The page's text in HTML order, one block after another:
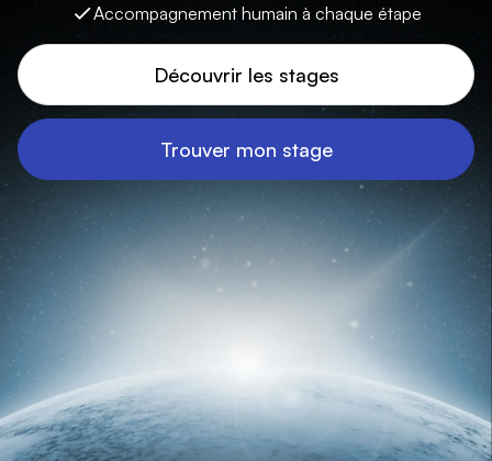
Accompagnement humain à chaque étape
Découvrir les stages
Trouver mon stage